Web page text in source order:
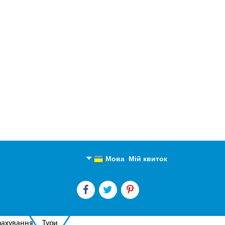
Мій квиток
Мова
Англійська